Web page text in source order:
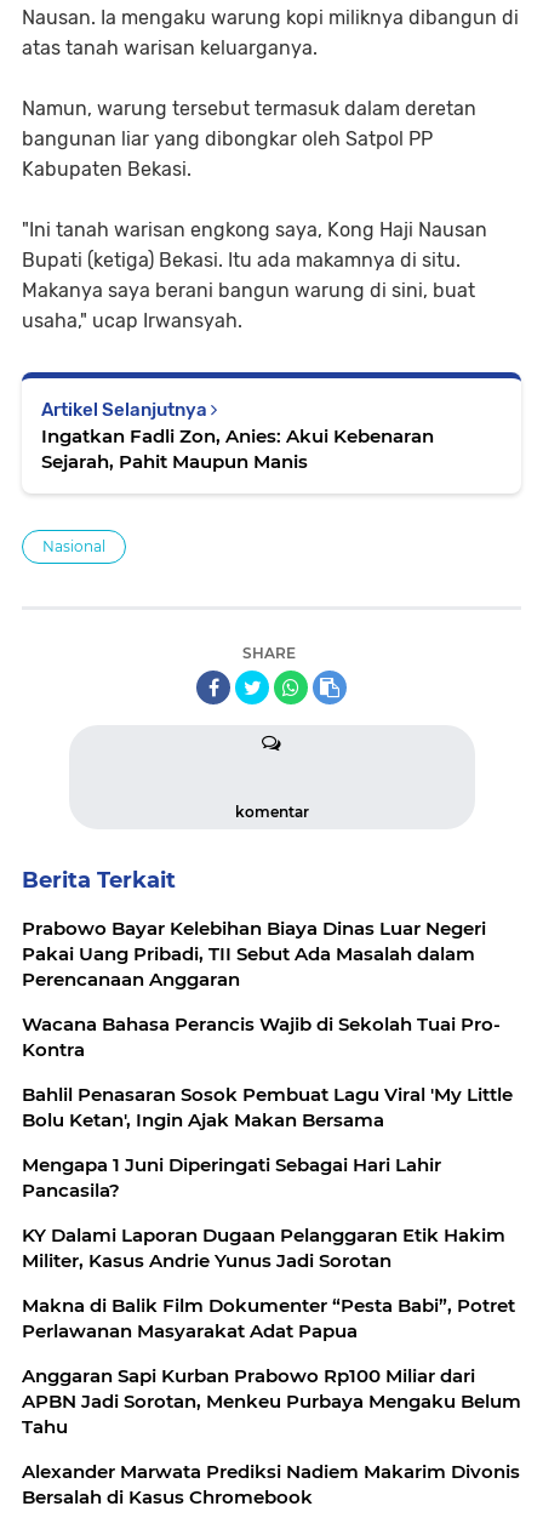
Nausan. Ia mengaku warung kopi miliknya dibangun di
atas tanah warisan keluarganya.
Namun, warung tersebut termasuk dalam deretan
bangunan liar yang dibongkar oleh Satpol PP
Kabupaten Bekasi.
"Ini tanah warisan engkong saya, Kong Haji Nausan
Bupati (ketiga) Bekasi. Itu ada makamnya di situ.
Makanya saya berani bangun warung di sini, buat
usaha," ucap Irwansyah.
Artikel Selanjutnya
Ingatkan Fadli Zon, Anies: Akui Kebenaran
Sejarah, Pahit Maupun Manis
Nasional
SHARE
komentar
Berita Terkait
Prabowo Bayar Kelebihan Biaya Dinas Luar Negeri
Pakai Uang Pribadi, TII Sebut Ada Masalah dalam
Perencanaan Anggaran
Wacana Bahasa Perancis Wajib di Sekolah Tuai Pro-
Kontra
Bahlil Penasaran Sosok Pembuat Lagu Viral 'My Little
Bolu Ketan', Ingin Ajak Makan Bersama
Mengapa 1 Juni Diperingati Sebagai Hari Lahir
Pancasila?
KY Dalami Laporan Dugaan Pelanggaran Etik Hakim
Militer, Kasus Andrie Yunus Jadi Sorotan
Makna di Balik Film Dokumenter “Pesta Babi”, Potret
Perlawanan Masyarakat Adat Papua
Anggaran Sapi Kurban Prabowo Rp100 Miliar dari
APBN Jadi Sorotan, Menkeu Purbaya Mengaku Belum
Tahu
Alexander Marwata Prediksi Nadiem Makarim Divonis
Bersalah di Kasus Chromebook